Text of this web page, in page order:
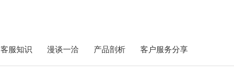
客服知识 漫谈一洽 产品剖析 客户服务分享